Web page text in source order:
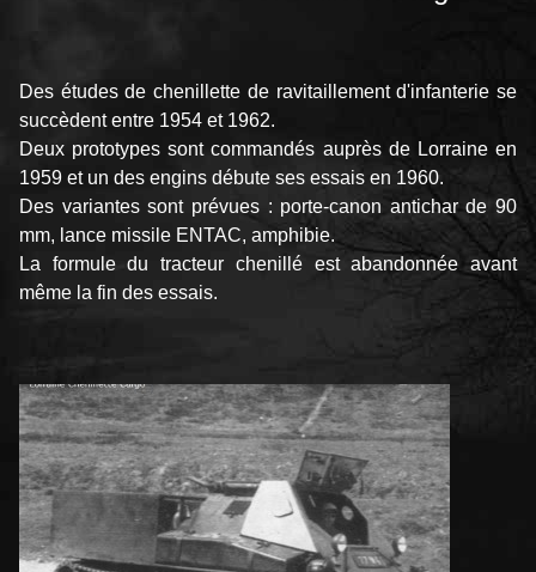
Des études de chenillette de ravitaillement d'infanterie se
succèdent entre 1954 et 1962.
Deux prototypes sont commandés auprès de Lorraine en
1959 et un des engins débute ses essais en 1960.
Des variantes sont prévues : porte-canon antichar de 90
mm, lance missile ENTAC, amphibie.
La formule du tracteur chenillé est abandonnée avant
même la fin des essais.